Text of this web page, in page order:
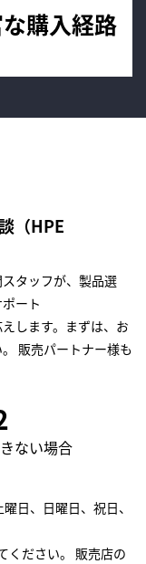
購入経路
（HPE
タッフが、製品選
ート
します。まずは、お
販売パートナー様も
ない場合
日、日曜日、祝日、
ください。 販売店の